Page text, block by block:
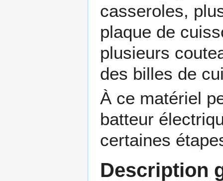
casseroles,
plaque de
plusieurs
des billes de
À ce matériel
batteur
certaines
Description